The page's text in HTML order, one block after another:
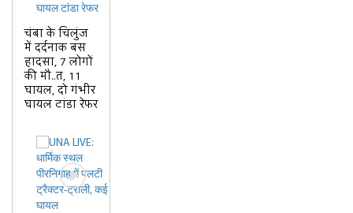
चंबा के चिलुंज
में दर्दनाक बस
हादसा, 7 लोगों
की मौ..त, 11
घायल, दो गंभीर
घायल टांडा रेफर